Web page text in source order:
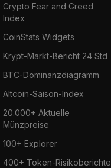
Crypto Fear and Greed
Index
CoinStats Widgets
Krypt-Markt-Bericht 24 Std
BTC-Dominanzdiagramm
Altcoin-Saison-Index
20.000+ Aktuelle
Münzpreise
100+ Explorer
400+ Token-Risikoberichte